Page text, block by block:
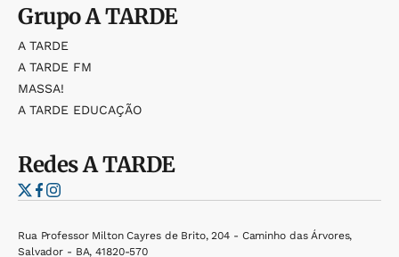
GrupoA TARDE
A TARDE
A TARDE FM
MASSA!
A TARDE EDUCAÇÃO
RedesA TARDE
Rua Professor Milton Cayres de Brito, 204 - Caminho das Árvores,
Salvador - BA, 41820-570